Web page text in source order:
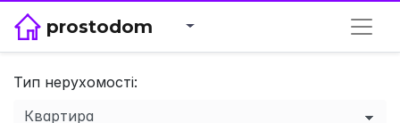
prostodom
Тип нерухомості: